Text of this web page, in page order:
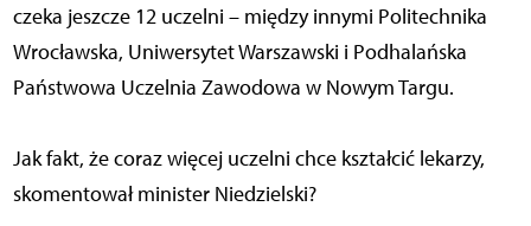
czeka jeszcze 12 uczelni – między innymi Politechnika
Wrocławska, Uniwersytet Warszawski i Podhalańska
Państwowa Uczelnia Zawodowa w Nowym Targu.
Jak fakt, że coraz więcej uczelni chce kształcić lekarzy,
skomentował minister Niedzielski?